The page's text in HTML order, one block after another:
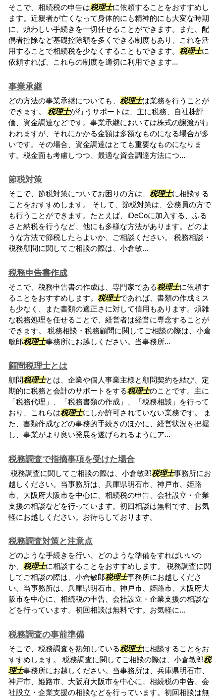
そこで、相続税の申告は税理士に依頼することをおすすめし
ます。近親者が亡くなって身体的にも精神的にも大変な時期
に、煩わしい手続きを一切任せることができます。また、配
偶者控除など基礎控除額を多くできる制度もあり、これを活
用することで相続税を少なくすることもできます。 税理士に
依頼すれば、これらの制度を適切に利用できます...
事業承継
どの方法の事業承継についても、 税理士は業務を行うことが
できます。 税理士が行うサポートは、主に税務、自社株評
価、資金調達などです。事業承継においては株式の譲渡が行
われますが、それにかかる金額は多額なものになる場合が多
いです。その場合、資金調達はとても重要なものになりま
す。税金面も考慮しつつ、最適な資金調達方法につ...
節税対策
そこで、節税対策についてお困りの方は、 税理士に相談する
ことをおすすめします。 そして、節税対策は、公務員の方で
も行うことができます。たとえば、iDeCoに加入する、ふる
さと納税を行うなど、他にも多様な方法があります。どのよ
うな方法で節税したらよいか、ご相談ください。 税務相談・
税務顧問に関してご相談の際は、小倉敏...
税務申告書作成
そこで、税務申告書の作成は、専門家である税理士に依頼す
ることをおすすめします。 税理士であれば、書類の作成ミス
も少なく、また書類の適正さに対して信用もあります。煩雑
な税務処理を任せることで、経営者は経営に専念することが
できます。 税務相談・税務顧問に関してご相談の際は、小倉
敏郎税理士事務所にお越しください。当事務所...
顧問税理士とは
顧問税理士とは、企業や個人事業主様と顧問契約を結び、定
期的に税務と会計のサポートをする税理士のことです。主に
「税務代理」、「税務書類の作成」、「税務相談」を行って
おり、これらは税理士にしか許可されていない業務です。 ま
た、書類作成などの事務的手続きのほかに、経営状況を把握
し、事業がより良い発展を遂げられるようにア...
税務調査で指摘事項を受けた場合
税務調査に関してご相談の際は、小倉敏郎税理士事務所にお
越しください。当事務所は、兵庫県明石市、神戸市、姫路
市、大阪府大阪市を中心に、相続税の申告、会社設立・企業
支援の相談などを行っています。初回相談は無料です。お気
軽にお越しください。お待ちしております。
税務調査対策と注意点
どのような手続きを行い、どのような準備をすればいいの
か、 税理士に相談することをおすすめします。 税務調査に関
してご相談の際は、小倉敏郎税理士事務所にお越しくださ
い。当事務所は、兵庫県明石市、神戸市、姫路市、大阪府大
阪市を中心に、相続税の申告、会社設立・企業支援の相談な
どを行っています。初回相談は無料です。お気軽に...
税務調査の事前準備
そこで、税務調査を熟知している税理士に相談することをお
すすめします。 税務調査に関してご相談の際は、小倉敏郎税
理士事務所にお越しください。当事務所は、兵庫県明石市、
神戸市、姫路市、大阪府大阪市を中心に、相続税の申告、会
社設立・企業支援の相談などを行っています。初回相談は無